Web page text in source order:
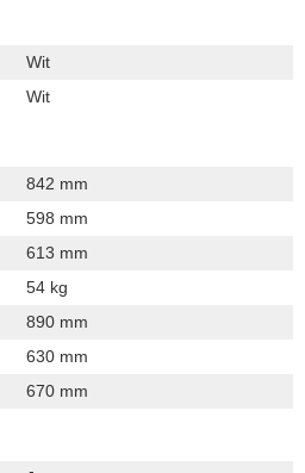
Wit
Wit
842 mm
598 mm
613 mm
54 kg
890 mm
630 mm
670 mm